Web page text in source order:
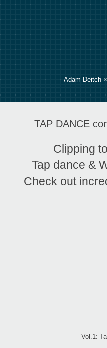
Adam Deitch
TAP DANCE
Clipping
Tap dance &
Check out
Vol.1: